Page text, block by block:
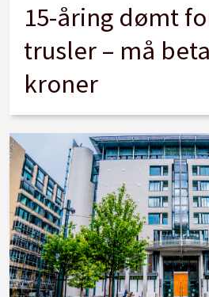
15-åring dømt
trusler – må
kroner